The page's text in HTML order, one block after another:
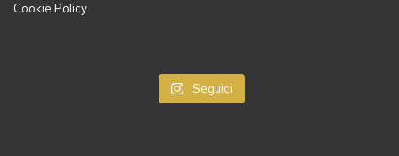
Cookie Policy
Seguici